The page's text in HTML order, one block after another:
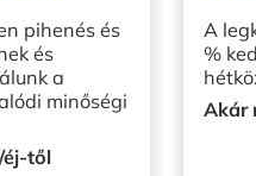
pihenés és
és
a
minőségi
éj-től
A
%
Akár